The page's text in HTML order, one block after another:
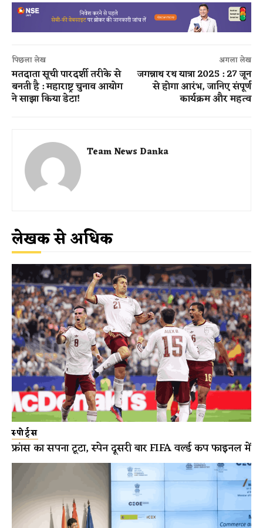
पिछला लेख
मतदाता सूची पारदर्शी तरीके से
बनती है : महाराष्ट्र चुनाव आयोग
ने साझा किया डेटा!
अगला लेख
जगन्नाथ रथ यात्रा 2025 : 27 जून
से होगा आरंभ, जानिए संपूर्ण
कार्यक्रम और महत्व
Team News Danka
लेखक से अधिक
स्पोर्ट्स
फ्रांस का सपना टूटा, स्पेन दूसरी बार FIFA वर्ल्ड कप फाइनल में